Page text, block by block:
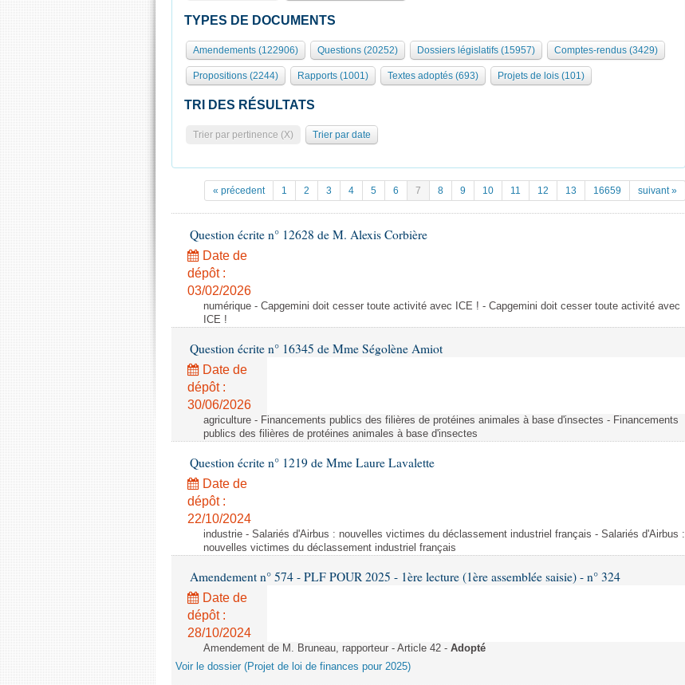
TYPES DE DOCUMENTS
Amendements (122906) Questions (20252) Dossiers législatifs (15957) Comptes-rendus (3429)
Propositions (2244) Rapports (1001) Textes adoptés (693) Projets de lois (101)
TRI DES RÉSULTATS
Trier par pertinence (X) Trier par date
« précedent 1 2 3 4 5 6 7 8 9 10 11 12 13 16659 suivant »
Question écrite n° 12628 de M. Alexis Corbière
Date de
dépôt :
03/02/2026
numérique - Capgemini doit cesser toute activité avec ICE ! - Capgemini doit cesser toute activité avec
ICE !
Question écrite n° 16345 de Mme Ségolène Amiot
Date de
dépôt :
30/06/2026
agriculture - Financements publics des filières de protéines animales à base d'insectes - Financements
publics des filières de protéines animales à base d'insectes
Question écrite n° 1219 de Mme Laure Lavalette
Date de
dépôt :
22/10/2024
industrie - Salariés d'Airbus : nouvelles victimes du déclassement industriel français - Salariés d'Airbus :
nouvelles victimes du déclassement industriel français
Amendement n° 574 - PLF POUR 2025 - 1ère lecture (1ère assemblée saisie) - n° 324
Date de
dépôt :
28/10/2024
Amendement de M. Bruneau, rapporteur - Article 42 - Adopté
Voir le dossier (Projet de loi de finances pour 2025)